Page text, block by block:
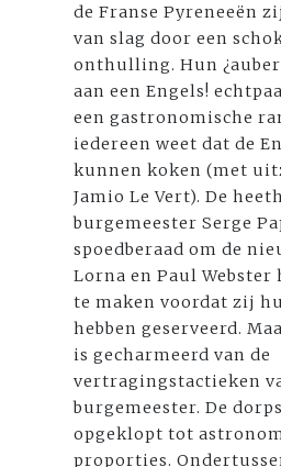
de Franse Pyreneeën
van slag door een
onthulling. Hun
aan een Engels!
een gastronomische
iedereen weet dat de
kunnen koken (met
Jamio Le Vert). De
burgemeester Serge
spoedberaad om de
Lorna en Paul
te maken voordat zij
hebben geserveerd.
is gecharmeerd van de
vertragingstactieken
burgemeester. De
opgeklopt tot
proporties.